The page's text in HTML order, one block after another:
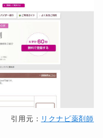
引用元： リクナビ薬剤師